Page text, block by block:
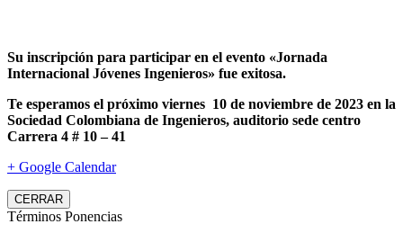
Su inscripción para participar en el evento «Jornada
Internacional Jóvenes Ingenieros» fue exitosa.
Te esperamos el próximo viernes 10 de noviembre de 2023 en la
Sociedad Colombiana de Ingenieros, auditorio sede centro
Carrera 4 # 10 – 41
+ Google Calendar
CERRAR
Términos Ponencias